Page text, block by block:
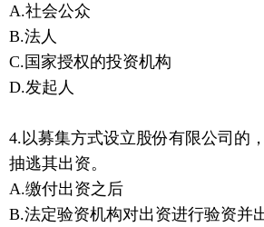
A.社会公众
B.法人
C.国家授权的投资机构
D.发起人
4.以募集方式设立股份有限公司的
抽逃其出资。
A.缴付出资之后
B.法定验资机构对出资进行验资并